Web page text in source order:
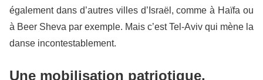
également dans d’autres villes d’Israël, comme à Haïfa ou
à Beer Sheva par exemple. Mais c’est Tel-Aviv qui mène la
danse incontestablement.
Une mobilisation patriotique,